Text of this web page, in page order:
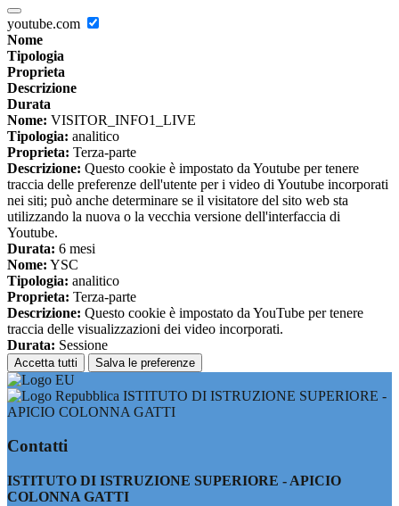
youtube.com
Nome
Tipologia
Proprieta
Descrizione
Durata
Nome: VISITOR_INFO1_LIVE
Tipologia: analitico
Proprieta: Terza-parte
Descrizione: Questo cookie è impostato da Youtube per tenere
traccia delle preferenze dell'utente per i video di Youtube incorporati
nei siti; può anche determinare se il visitatore del sito web sta
utilizzando la nuova o la vecchia versione dell'interfaccia di
Youtube.
Durata: 6 mesi
Nome: YSC
Tipologia: analitico
Proprieta: Terza-parte
Descrizione: Questo cookie è impostato da YouTube per tenere
traccia delle visualizzazioni dei video incorporati.
Durata: Sessione
Accetta tutti Salva le preferenze
ISTITUTO DI ISTRUZIONE SUPERIORE -
APICIO COLONNA GATTI
Contatti
ISTITUTO DI ISTRUZIONE SUPERIORE - APICIO
COLONNA GATTI